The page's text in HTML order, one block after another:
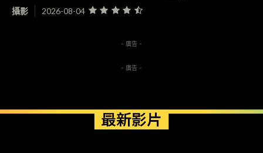
攝影 2026-08-04
- 廣告 -
- 廣告 -
最新影片